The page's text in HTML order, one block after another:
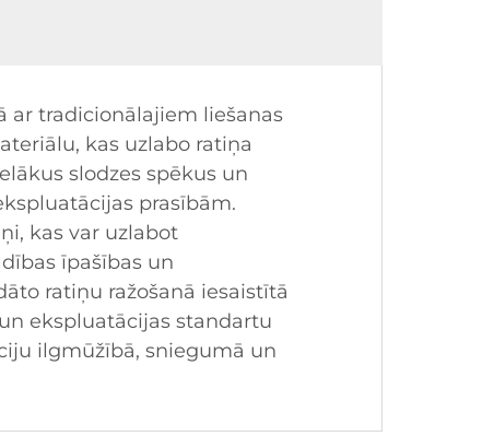
ar tradicionālajiem liešanas
kas uzlabo ratiņa
slodzes spēkus un
prasībām.
kas var uzlabot
īpašības un
ratiņu ražošanā iesaistītā
ekspluatācijas standartu
ilgmūžībā, sniegumā un